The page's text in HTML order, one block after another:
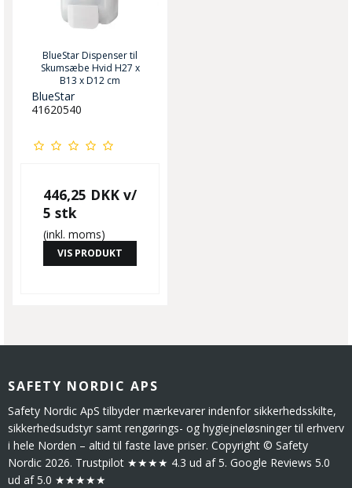
BlueStar Dispenser til
Skumsæbe Hvid H27 x
B13 x D12 cm
BlueStar
41620540
446,25 DKK v/
5 stk
(inkl. moms)
VIS PRODUKT
SAFETY NORDIC APS
Safety Nordic ApS tilbyder mærkevarer indenfor sikkerhedsskilte,
sikkerhedsudstyr samt rengørings- og hygiejneløsninger til erhverv
i hele Norden – altid til faste lave priser. Copyright © Safety
Nordic 2026. Trustpilot ★★★★ 4.3 ud af 5. Google Reviews 5.0
ud af 5.0 ★★★★★